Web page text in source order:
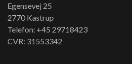
Egensevej 25
2770 Kastrup
Telefon: +45 29718423
CVR: 31553342